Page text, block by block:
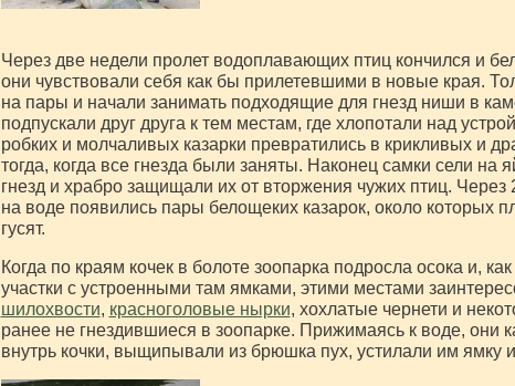
Через две недели пролет водоплавающих птиц кончился и
они чувствовали себя как бы прилетевшими в новые края.
на пары и начали занимать подходящие для гнезд ниши в
подпускали друг друга к тем местам, где хлопотали над
робких и молчаливых казарки превратились в крикливых и
тогда, когда все гнезда были заняты. Наконец самки сели на
гнезд и храбро защищали их от вторжения чужих птиц.
на воде появились пары белощеких казарок, около которых
гусят.
Когда по краям кочек в болоте зоопарка подросла осока и,
участки с устроенными там ямками, этими местами
шилохвости, красноголовые нырки, хохлатые чернети и
ранее не гнездившиеся в зоопарке. Прижимаясь к воде, они
внутрь кочки, выщипывали из брюшка пух, устилали им ямку